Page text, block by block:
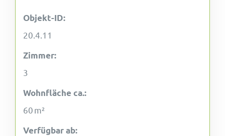
Objekt-ID:
20.4.11
Zimmer:
3
Wohnfläche ca.:
60 m²
Verfügbar ab: